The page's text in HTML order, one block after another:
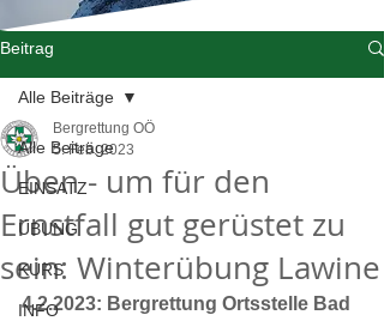
Beitrag
Alle Beiträge
EINSATZ
ÜBUNG
KURS
INFO
Alle Beiträge
Üben - um für den
Ernstfall gut gerüstet zu
sein: Winterübung Lawine
Bergrettung OÖ
5. Feb. 2023
4.2.2023: Bergrettung Ortsstelle Bad